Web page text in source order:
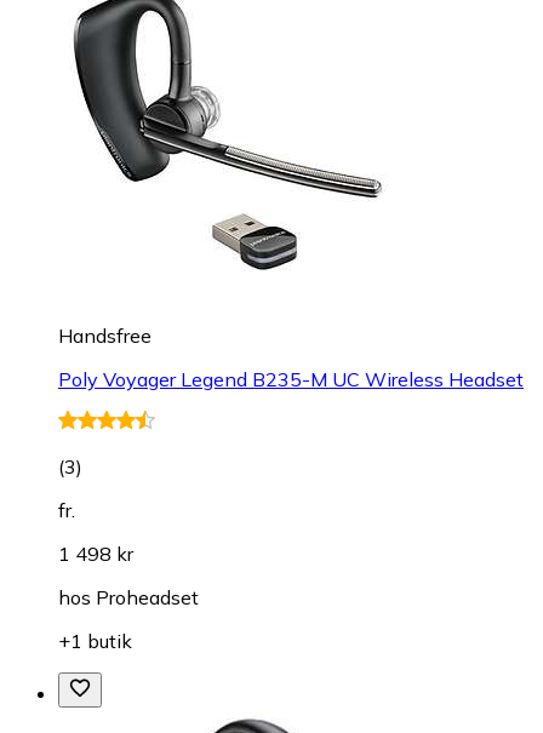
Handsfree
Poly Voyager Legend B235-M UC Wireless Headset
(3)
fr.
1 498 kr
hos Proheadset
+1 butik